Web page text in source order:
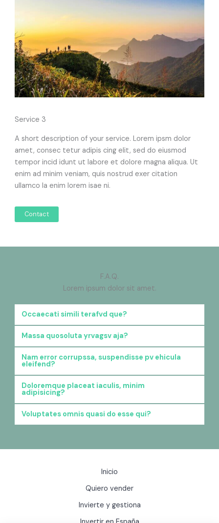
Service 3
A short description of your service. Lorem ipsm dolor
amet, consec tetur adipis cing elit, sed do eiusmod
tempor incid idunt ut labore et dolore magna aliqua. Ut
enim ad minim veniam, quis nostrud exer citation
ullamco la enim lorem isae ni.
Contact
F.A.Q.
Lorem ipsum dolor sit amet.
Occaecati simili terafvd que?
Massa quosoluta yrvagsv aja?
Nam error corrupssa, suspendisse pv ehicula
eleifend?
Doloremque placeat iaculis, minim
adipisicing?
Voluptates omnis quasi do esse qui?
Inicio
Quiero vender
Invierte y gestiona